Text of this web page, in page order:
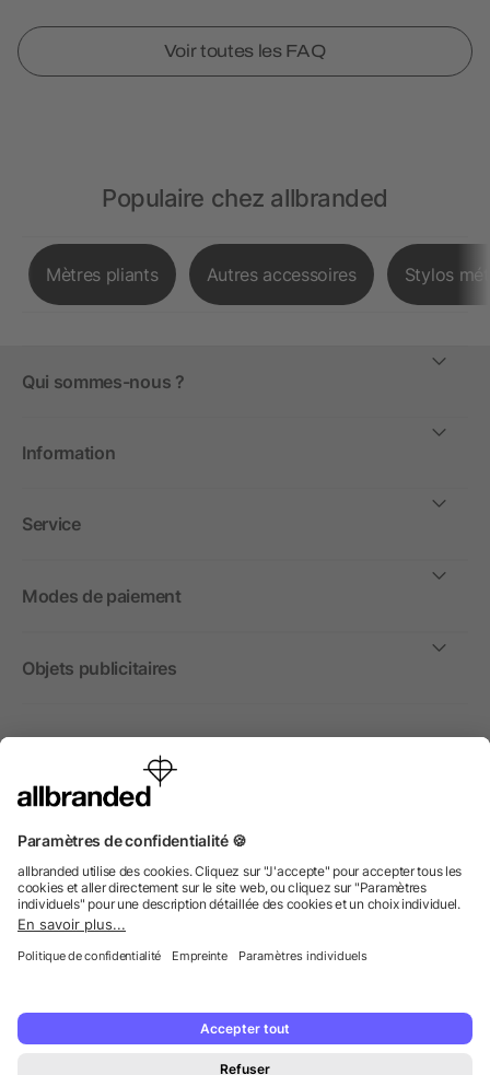
Voir toutes les FAQ
Populaire chez allbranded
Mètres pliants Autres accessoires Stylos
Qui sommes-nous ?
Information
Service
Modes de paiement
Objets publicitaires
International
Nous commercialisons nos objets publicitaires et articles
non aux personnes privées.